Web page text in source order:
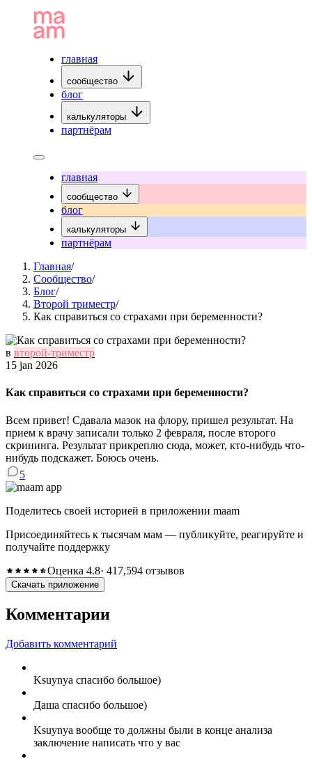
главная
сообщество
блог
калькуляторы
партнёрам
главная
сообщество
блог
калькуляторы
партнёрам
Главная/
Сообщество/
Блог/
Второй триместр/
Как справиться со страхами при беременности?
в второй-триместр
15 jan 2026
Как справиться со страхами при беременности?
Всем привет! Сдавала мазок на флору, пришел результат. На
прием к врачу записали только 2 февраля, после второго
скрининга. Результат прикреплю сюда, может, кто-нибудь что-
нибудь подскажет. Боюсь очень.
5
Поделитесь своей историей в приложении maam
Присоединяйтесь к тысячам мам — публикуйте, реагируйте и
получайте поддержку
Оценка 4.8· 417,594 отзывов
Скачать приложение
Комментарии
Добавить комментарий
Ksuynya спасибо большое)
Даша спасибо большое)
Ksuynya вообще то должны были в конце анализа
заключение написать что у вас